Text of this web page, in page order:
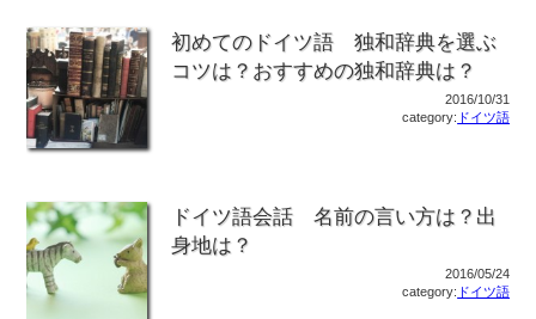
初めてのドイツ語 独和辞典を選ぶ
コツは？おすすめの独和辞典は？
2016/10/31
category: ドイツ語
ドイツ語会話 名前の言い方は？出
身地は？
2016/05/24
category: ドイツ語